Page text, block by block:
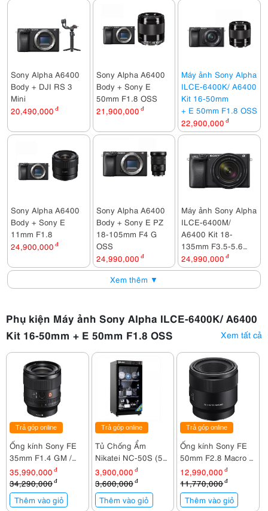
Sony Alpha A6400
Body + DJI RS 3
Mini
20,490,000 đ
Sony Alpha A6400
Body + Sony E
50mm F1.8 OSS
21,900,000 đ
Máy ảnh Sony Alpha
ILCE-6400K/ A6400
Kit 16-50mm
+ E 50mm F1.8 OSS
22,900,000 đ
Sony Alpha A6400
Body + Sony E
11mm F1.8
24,900,000 đ
Sony Alpha A6400
Body + Sony E PZ
18-105mm F4 G
OSS
24,990,000 đ
Máy ảnh Sony Alpha
ILCE-6400M/
A6400 Kit 18-
135mm F3.5-5.6
OSS/ Đen
24,990,000 đ
Xem thêm ▼
Phụ kiện Máy ảnh Sony Alpha ILCE-6400K/ A6400
Kit 16-50mm + E 50mm F1.8 OSS
Xem tất cả
Trả góp online
Ống kính Sony FE
35mm F1.4 GM /
SEL35F14GM
35,990,000 đ
34,290,000đ
Thêm vào giỏ
Trả góp online
Tủ Chống Ẩm
Nikatei NC-50S (50
lít)
3,900,000 đ
3,600,000 đ
Thêm vào giỏ
Trả góp online
Ống kính Sony FE
50mm F2.8 Macro /
SEL50M28
12,990,000 đ
11,770,000đ
Thêm vào giỏ